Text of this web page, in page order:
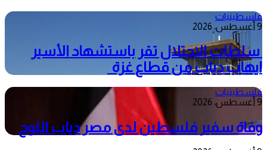
فلسطينيات
9 أغسطس، 2026
سلطات الاحتلال تقر باستشهاد الأسير
ايهاب دياب من قطاع غزة
فلسطينيات
9 أغسطس، 2026
وفاة سفير فلسطين لدى مصر دياب اللوح